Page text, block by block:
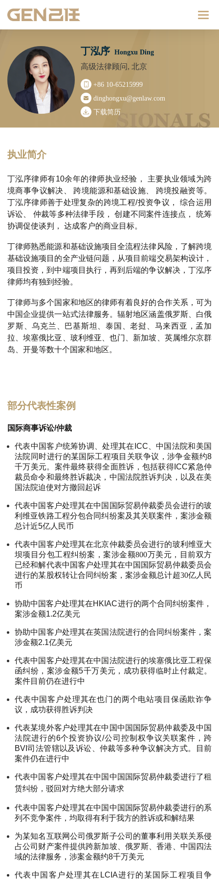
丁泓序 Hongxu Ding
高级法律顾问, 北京
+86 10-65215999
dinghongxu@genlaw.com
下载简历
执业简介
丁泓序律师有10余年的律师执业经验， 主要执业领域为跨
境商事争议解决、 跨境能源和基础设施、 跨境投融资等。
丁泓序律师善于处理复杂的跨境工程/投资争议， 综合运用
诉讼、 仲裁等多种法律手段， 创建不同案件连接点， 统筹
协调促使谈判， 达成客户的商业目标。
丁律师熟悉能源和基础设施项目全流程法律风险，了解跨境
基础设施项目的全产业链问题，从项目前端交易架构设计，
项目投资，到中端项目执行，再到后端的争议解决，丁泓序
律师均有独到经验。
丁律师与多个国家和地区的律师有着良好的合作关系，可为
中国企业提供一站式法律服务。辐射地区涵盖俄罗斯、白俄
罗斯、乌克兰、巴基斯坦、泰国、老挝、马来西亚，孟加
拉、埃塞俄比亚、玻利维亚、也门、新加坡、英属维尔京群
岛、开曼等数十个国家和地区。
部分代表性案例
国际商事诉讼/仲裁
代表中国客户统筹协调、处理其在ICC、中国法院和美国
法院同时进行的某国际工程项目关联争议，涉争金额约8
千万美元。案件最终获得全面胜诉，包括获得ICC紧急仲
裁员命令和最终胜诉裁决，中国法院胜诉判决，以及在美
国法院迫使对方撤回起诉
代表中国客户处理其在中国国际贸易仲裁委员会进行的玻
利维亚铁路工程分包合同纠纷案及其关联案件，案涉金额
总计近5亿人民币
代表中国客户处理其在北京仲裁委员会进行的玻利维亚大
坝项目分包工程纠纷案，案涉金额800万美元，目前双方
已经和解代表中国客户处理其在中国国际贸易仲裁委员会
进行的某股权转让合同纠纷案，案涉金额总计超30亿人民
币
协助中国客户处理其在HKIAC进行的两个合同纠纷案件，
案涉金额1.2亿美元
协助中国客户处理其在英国法院进行的合同纠纷案件，案
涉金额2.1亿美元
代表中国客户处理其在中国法院进行的埃塞俄比亚工程保
函纠纷，案涉金额5千万美元，成功获得临时止付裁定。
案件目前仍在进行中
代表中国客户处理其在也门的两个电站项目保函欺诈争
议，成功获得胜诉判决
代表某境外客户处理其在中国中国国际贸易仲裁委及中国
法院进行的6个投资协议/公司控制权争议关联案件，跨
BVI司法管辖以及诉讼、仲裁等多种争议解决方式。目前
案件仍在进行中
代表中国客户处理其在中国中国国际贸易仲裁委进行了租
赁纠纷，驳回对方绝大部分请求
代表中国客户处理其在中国中国国际贸易仲裁委进行的系
列不竞争案件，均取得有利于我方的胜诉或和解结果
为某知名互联网公司俄罗斯子公司的董事利用关联关系侵
占公司财产案件提供跨新加坡、俄罗斯、香港、中国四法
域的法律服务，涉案金额约8千万美元
代表中国客户处理其在LCIA进行的某国际工程项目争